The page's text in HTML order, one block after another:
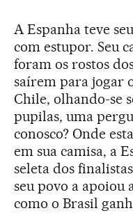
A Espanha teve
com estupor. Seu
foram os rostos
saírem para jogar
Chile, olhando-se
pupilas, uma
conosco? Onde
em sua camisa, a
seleta dos
seu povo a apoiou
como o Brasil